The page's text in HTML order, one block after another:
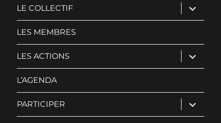
LE COLLECTIF ouvrir
le
sous-
LES MEMBRES
LES ACTIONS ouvrir
le
sous-
L’AGENDA
PARTICIPER ouvrir
le
sous-